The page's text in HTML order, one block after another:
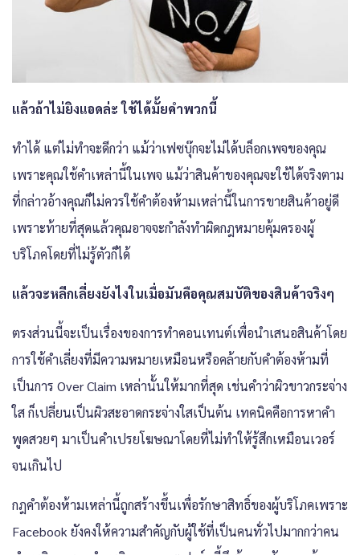
แล้วถ้าไม่ยิงแอดล่ะ ใช้ได้มั้ยคำพวกนี้
ทำได้ แต่ไม่ทำจะดีกว่า แม้ว่าเฟซบุ๊กจะไม่ได้บล็อกเพจของคุณ
เพราะคุณใช้คำเหล่านี้ในเพจ แม้ว่าสินค้าของคุณจะใช้ได้จริงตาม
ที่กล่าวอ้างคุณก็ไม่ควรใช้คำต้องห้ามเหล่านี้ในการขายสินค้าอยู่ดี
เพราะท้ายที่สุดแล้วคุณอาจจะกำลังทำผิดกฎหมายคุ้มครองผู้
บริโภคโดยที่ไม่รู้ตัวก็ได้
แล้วจะหลีกเลี่ยงยังไงในเมื่อมันคือคุณสมบัติของสินค้าจริงๆ
ตรงส่วนนี้จะเป็นเรื่องของการทำคอนเทนต์เพื่อนำเสนอสินค้าโดย
การใช้คำเลี่ยงที่มีความหมายเหมือนหรือคล้ายกับคำต้องห้ามที่
เป็นการ Over Claim เหล่านั้นให้มากที่สุด เช่นคำว่าผิวขาวกระจ่าง
ใส ก็เปลี่ยนเป็นผิวสะอาดกระจ่างใสเป็นต้น เทคนิคคือการหาคำ
พูดสวยๆ มาเป็นคำเปรยโฆษณาโดยที่ไม่ทำให้รู้สึกเหมือนเวอร์
จนเกินไป
กฎคำต้องห้ามเหล่านี้ถูกสร้างขึ้นเพื่อรักษาสิทธิ์ของผู้บริโภคเพราะ
Facebook ยังคงให้ความสำคัญกับผู้ใช้ที่เป็นคนทั่วไปมากกว่าคน